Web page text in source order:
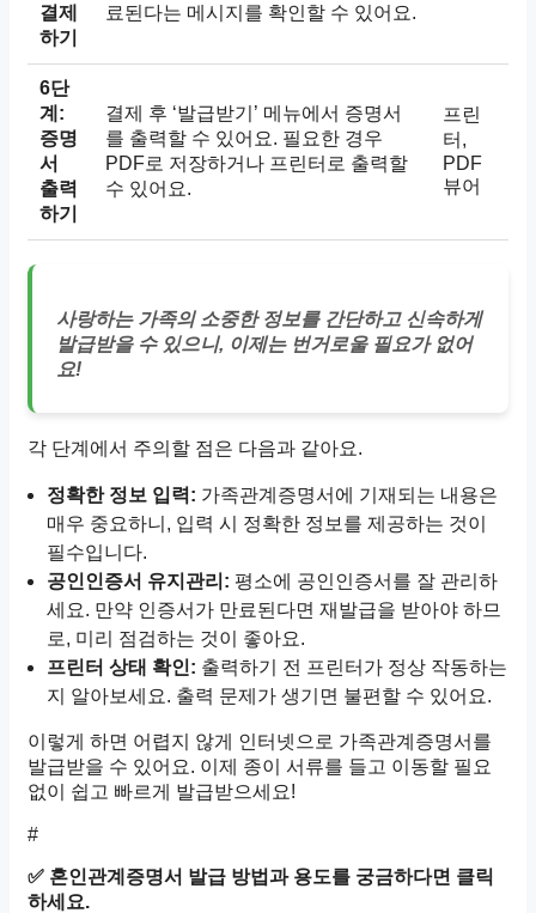
결제
하기
료된다는 메시지를 확인할 수 있어요.
6단
계:
증명
서
출력
하기
결제 후 ‘발급받기’ 메뉴에서 증명서
를 출력할 수 있어요. 필요한 경우
PDF로 저장하거나 프린터로 출력할
수 있어요.
프린
터,
PDF
뷰어
사랑하는 가족의 소중한 정보를 간단하고 신속하게
발급받을 수 있으니, 이제는 번거로울 필요가 없어
요!
각 단계에서 주의할 점은 다음과 같아요.
정확한 정보 입력: 가족관계증명서에 기재되는 내용은
매우 중요하니, 입력 시 정확한 정보를 제공하는 것이
필수입니다.
공인인증서 유지관리: 평소에 공인인증서를 잘 관리하
세요. 만약 인증서가 만료된다면 재발급을 받아야 하므
로, 미리 점검하는 것이 좋아요.
프린터 상태 확인: 출력하기 전 프린터가 정상 작동하는
지 알아보세요. 출력 문제가 생기면 불편할 수 있어요.
이렇게 하면 어렵지 않게 인터넷으로 가족관계증명서를
발급받을 수 있어요. 이제 종이 서류를 들고 이동할 필요
없이 쉽고 빠르게 발급받으세요!
#
✅ 혼인관계증명서 발급 방법과 용도를 궁금하다면 클릭
하세요.